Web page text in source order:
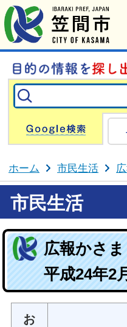
ホーム 市民生活
市民生活
広報かさ
平成24年2
お